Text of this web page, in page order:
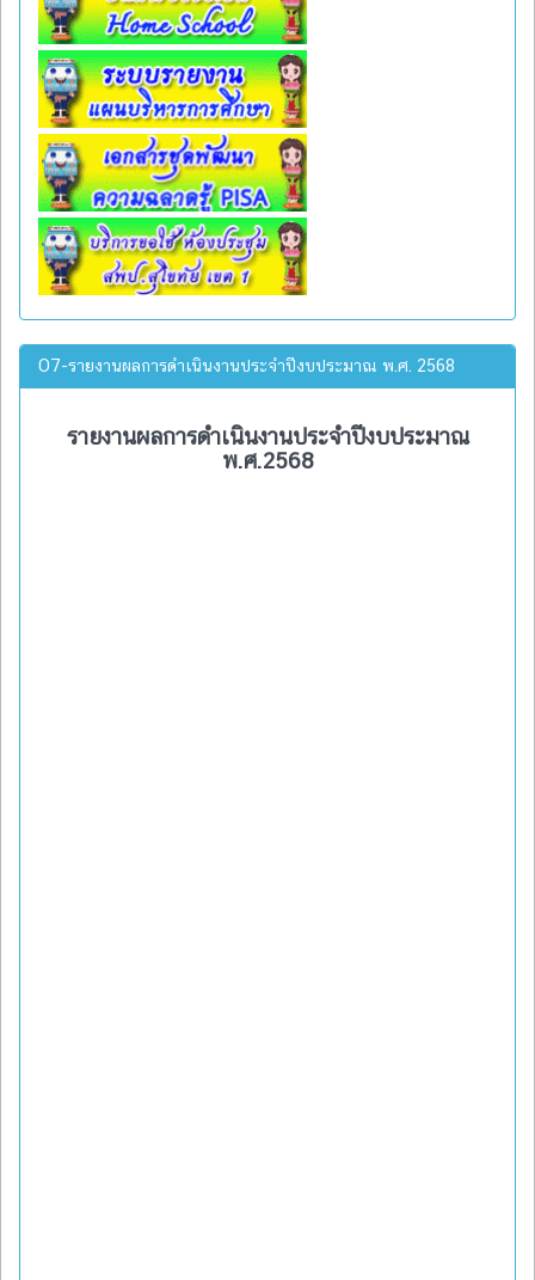
O7-รายงานผลการดำเนินงานประจำปีงบประมาณ พ.ศ. 2568
รายงานผลการดำเนินงานประจำปีงบประมาณ
พ.ศ.2568